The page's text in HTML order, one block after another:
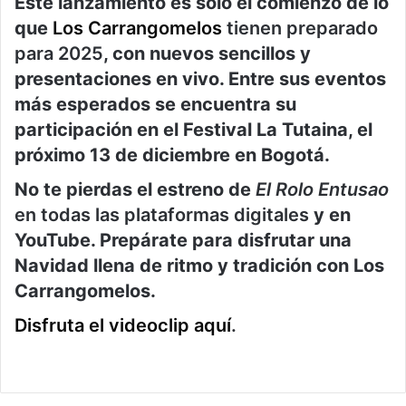
que Los Carrangomelos tienen preparado
para 2025, con nuevos sencillos y
presentaciones en vivo. Entre sus eventos
más esperados se encuentra su
participación en el Festival La Tutaina, el
próximo 13 de diciembre en Bogotá.
No te pierdas el estreno de El Rolo Entusao
en todas las plataformas digitales y en
YouTube. Prepárate para disfrutar una
Navidad llena de ritmo y tradición con Los
Carrangomelos.
Disfruta el videoclip aquí.